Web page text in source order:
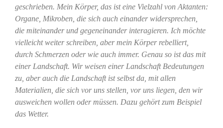
geschrieben. Mein Körper, das ist eine Vielzahl von Aktanten:
Organe, Mikroben, die sich auch einander widersprechen,
die miteinander und gegeneinander interagieren. Ich möchte
vielleicht weiter schreiben, aber mein Körper rebelliert,
durch Schmerzen oder wie auch immer. Genau so ist das mit
einer Landschaft. Wir weisen einer Landschaft Bedeutungen
zu, aber auch die Landschaft ist selbst da, mit allen
Materialien, die sich vor uns stellen, vor uns liegen, den wir
ausweichen wollen oder müssen. Dazu gehört zum Beispiel
das Wetter.